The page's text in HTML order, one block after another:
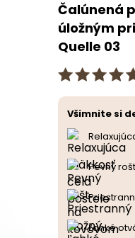
Čalúnená
úložným
Quelle 03
Všimnite si
Pevný
Ľahké